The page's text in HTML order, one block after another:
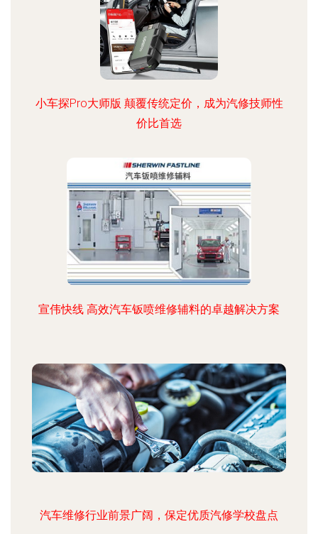
小车探Pro大师版 颠覆传统定价，成为汽修技师性
价比首选
宣伟快线 高效汽车钣喷维修辅料的卓越解决方案
汽车维修行业前景广阔，保定优质汽修学校盘点